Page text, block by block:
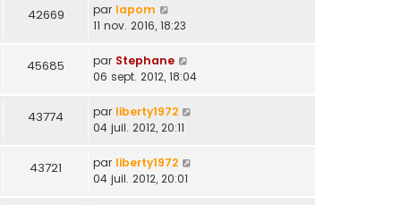
42669 par lapom
11 nov. 2016, 18:23
45685 par Stephane
06 sept. 2012, 18:04
43774 par liberty1972
04 juil. 2012, 20:11
43721 par liberty1972
04 juil. 2012, 20:01